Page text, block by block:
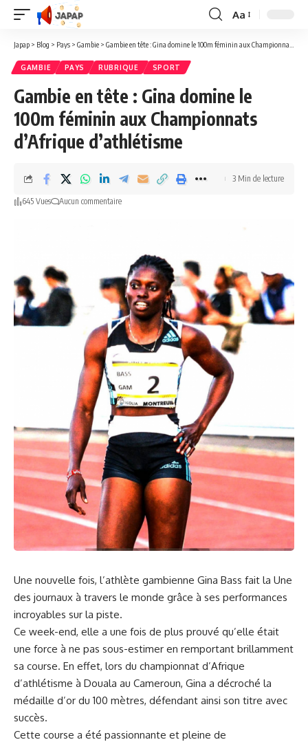
Redimensionner
la
Aa
Japap > Blog > Pays > Gambie > Gambie en tête : Gina domine le 100m féminin aux Championnats d’Afrique d’athlétisme
GAMBIE PAYS RUBRIQUE SPORT
Gambie en tête : Gina domine le
100m féminin aux Championnats
d’Afrique d’athlétisme
645 Vues Aucun commentaire
3 Min de lecture
Une nouvelle​ fois, l’athlète gambienne Gina Bass⁤ fait ⁤la Une
des journaux à travers le monde grâce à ses performances
incroyables sur la piste.
Ce week-end, elle a une fois de‌ plus prouvé qu’elle‍ était
une force à ne pas sous-estimer en remportant brillamment‍
sa course. En effet, lors du championnat d’Afrique
d’athlétisme ​à Douala au Cameroun, Gina a décroché la
médaille ‌d’or du 100 mètres, défendant ainsi son‌ titre avec
succès.
Cette course a été passionnante ​et ​pleine de